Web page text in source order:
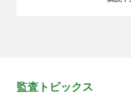
監査トピックス